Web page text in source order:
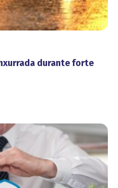
durante forte